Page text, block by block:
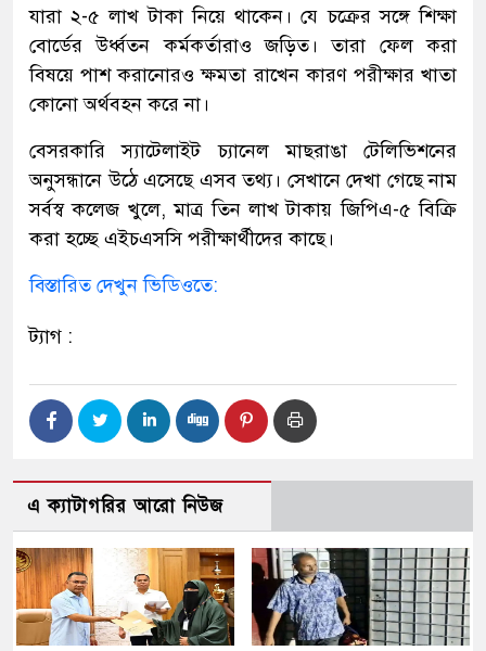
যারা ২-৫ লাখ টাকা নিয়ে থাকেন। যে চক্রের সঙ্গে শিক্ষা
বোর্ডের উর্ধ্বতন কর্মকর্তারাও জড়িত। তারা ফেল করা
বিষয়ে পাশ করানোরও ক্ষমতা রাখেন কারণ পরীক্ষার খাতা
কোনো অর্থবহন করে না।
বেসরকারি স্যাটেলাইট চ্যানেল মাছরাঙা টেলিভিশনের
অনুসন্ধানে উঠে এসেছে এসব তথ্য। সেখানে দেখা গেছে নাম
সর্বস্ব কলেজ খুলে, মাত্র তিন লাখ টাকায় জিপিএ-৫ বিক্রি
করা হচ্ছে এইচএসসি পরীক্ষার্থীদের কাছে।
বিস্তারিত দেখুন ভিডিওতে:
ট্যাগ :
এ ক্যাটাগরির আরো নিউজ